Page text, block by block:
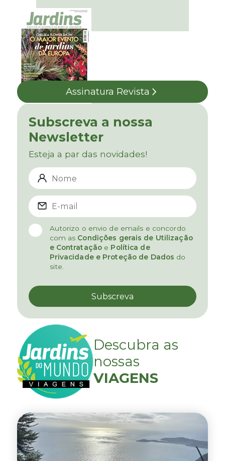
Assinatura Revista
Subscreva a nossa
Newsletter
Esteja a par das novidades!
Autorizo o envio de emails e concordo
com as Condições gerais de Utilização
e Contratação e Política de
Privacidade e Proteção de Dados do
site.
Descubra as
nossas
VIAGENS